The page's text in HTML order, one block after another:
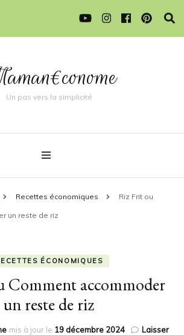
Un pas vers la simplicité
Recettes économiques Riz Frit ou
un reste de riz
ÉCONOMIQUES
Comment accommoder
un reste de riz
mis à jour le 19 décembre 2024
Laisser